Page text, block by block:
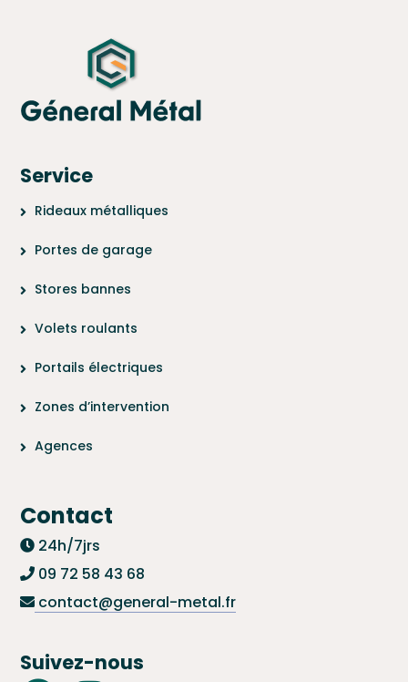
Service
Rideaux métalliques
Portes de garage
Stores bannes
Volets roulants
Portails électriques
Zones d’intervention
Agences
Contact
24h/7jrs
09 72 58 43 68
contact@general-metal.fr
Suivez-nous